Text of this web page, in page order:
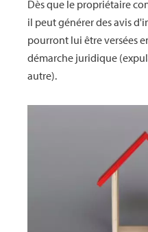
Dès que le propriétaire
il peut générer des avis
pourront lui être versées
démarche juridique
autre).